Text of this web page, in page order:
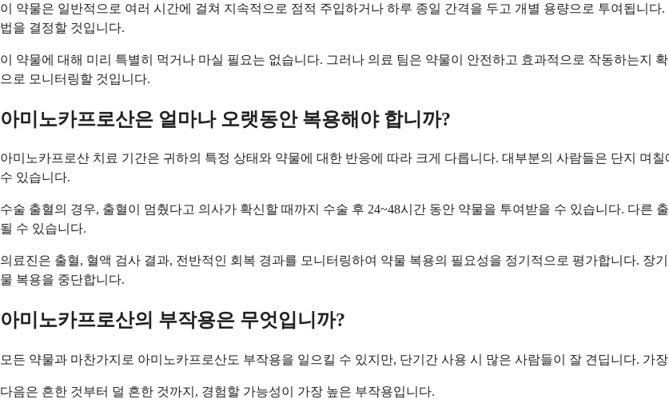
이 약물은 일반적으로 여러 시간에 걸쳐 지속적으로 점적 주입하거나 하루 종일 간격을 두고 개별 용량으로 투여됩니
법을 결정할 것입니다.
이 약물에 대해 미리 특별히 먹거나 마실 필요는 없습니다. 그러나 의료 팀은 약물이 안전하고 효과적으로 작동하는지
으로 모니터링할 것입니다.
아미노카프로산은 얼마나 오랫동안 복용해야 합니까?
아미노카프로산 치료 기간은 귀하의 특정 상태와 약물에 대한 반응에 따라 크게 다릅니다. 대부분의 사람들은 단지 며
수 있습니다.
수술 출혈의 경우, 출혈이 멈췄다고 의사가 확신할 때까지 수술 후 24~48시간 동안 약물을 투여받을 수 있습니다. 다른
될 수 있습니다.
의료진은 출혈, 혈액 검사 결과, 전반적인 회복 경과를 모니터링하여 약물 복용의 필요성을 정기적으로 평가합니다. 장
물 복용을 중단합니다.
아미노카프로산의 부작용은 무엇입니까?
모든 약물과 마찬가지로 아미노카프로산도 부작용을 일으킬 수 있지만, 단기간 사용 시 많은 사람들이 잘 견딥니다. 가
다음은 흔한 것부터 덜 흔한 것까지, 경험할 가능성이 가장 높은 부작용입니다.